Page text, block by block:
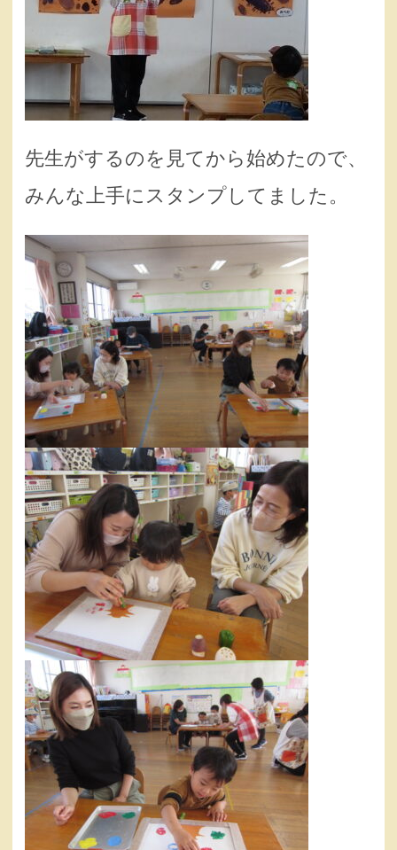
先生がするのを見てから始めたので、
みんな上手にスタンプしてました。